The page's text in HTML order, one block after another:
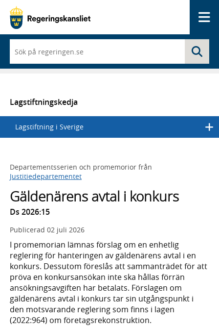
du
börjar
skriva
en
lista
med
sökförslag
Lagstiftningskedja
Lagstiftning i Sverige
Departementsserien och promemorior från
Justitiedepartementet
Gäldenärens avtal i konkurs
Ds 2026:15
Publicerad 02 juli 2026
I promemorian lämnas förslag om en enhetlig
reglering för hanteringen av gäldenärens avtal i en
konkurs. Dessutom föreslås att sammanträdet för att
pröva en konkursansökan inte ska hållas förrän
ansökningsavgiften har betalats. Förslagen om
gäldenärens avtal i konkurs tar sin utgångspunkt i
den motsvarande reglering som finns i lagen
(2022:964) om företagsrekonstruktion.